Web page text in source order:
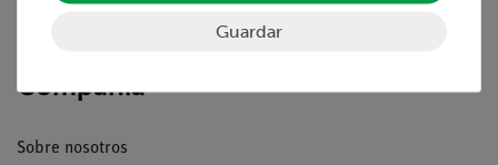
Compañía
Sobre nosotros
Guardar